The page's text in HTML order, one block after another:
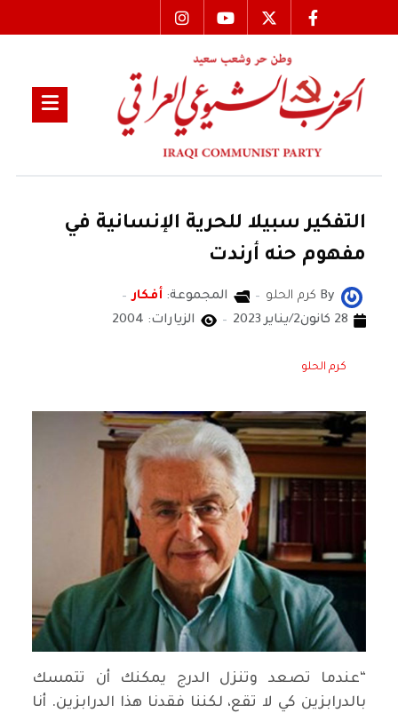
التفكير سبيلا للحرية الإنسانية في
مفهوم حنه أرندت
By كرم الحلو المجموعة: أفكار
28 كانون2/يناير 2023
الزيارات: 2004
كرم الحلو
“عندما تصعد وتنزل الدرج يمكنك أن تتمسك
بالدرابزين كي لا تقع، لكننا فقدنا هذا الدرابزين. أنا